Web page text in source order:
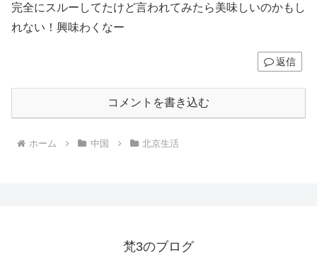
完全にスルーしてたけど言われてみたら美味しいのかもし
れない！興味わくなー
返信
コメントを書き込む
ホーム 中国 北京生活
梵3のブログ